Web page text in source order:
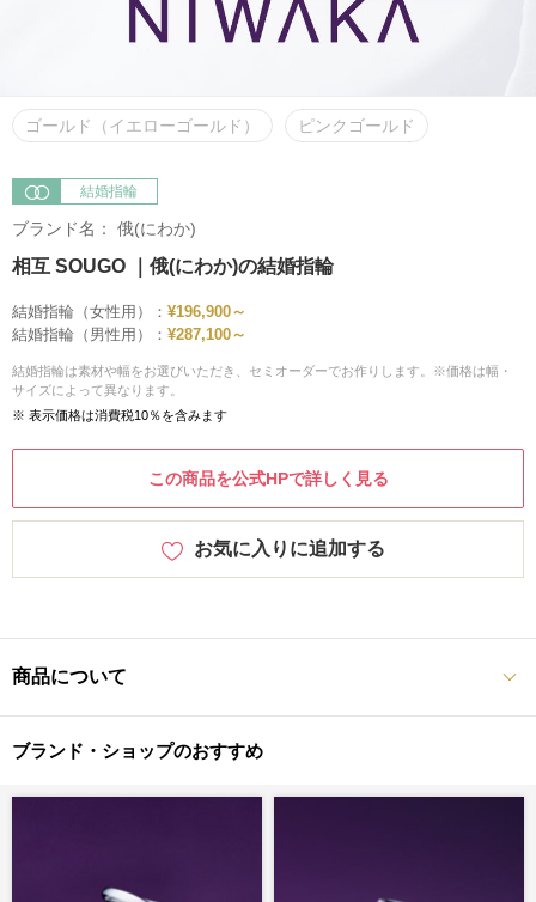
ゴールド（イエローゴールド） ピンクゴールド
結婚指輪
ブランド名： 俄(にわか)
相互 SOUGO ｜俄(にわか)の結婚指輪
結婚指輪（女性用）： ¥196,900～
結婚指輪（男性用）： ¥287,100～
結婚指輪は素材や幅をお選びいただき、セミオーダーでお作りします。※価格は幅・
サイズによって異なります。
※ 表示価格は消費税10％を含みます
この商品を公式HPで詳しく見る
お気に入りに追加する
商品について
ブランド・ショップのおすすめ